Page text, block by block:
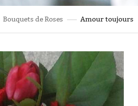
Bouquets de Roses Amour toujours